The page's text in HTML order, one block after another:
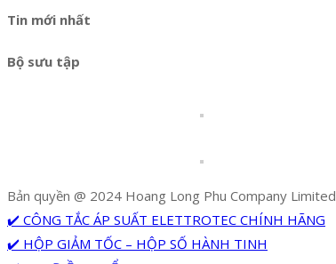
Tin mới nhất
Bộ sưu tập
Bản quyền @ 2024 Hoang Long Phu Company Limited
✔️ CÔNG TẮC ÁP SUẤT ELETTROTEC CHÍNH HÃNG
✔️ HỘP GIẢM TỐC – HỘP SỐ HÀNH TINH